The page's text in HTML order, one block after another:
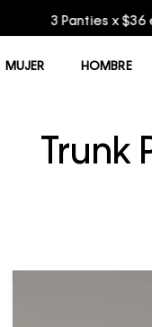
Entrega
MUJER HOMBRE
Trunk